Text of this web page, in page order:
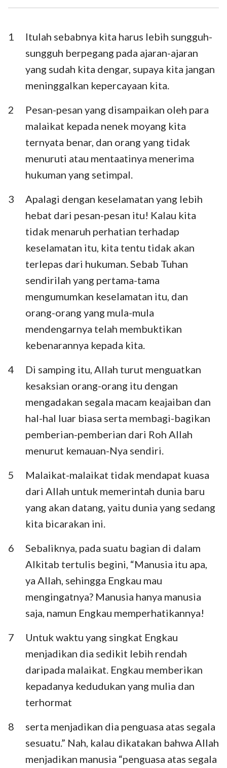
I Timotius II Timotius
Titus Filemon
Ibrani Yakobus
I Petrus II Petrus
III Yohanes Yudas
Wahyu
1
Itulah sebabnya kita harus lebih sungguh-
sungguh berpegang pada ajaran-ajaran
yang sudah kita dengar, supaya kita jangan
meninggalkan kepercayaan kita.
2
Pesan-pesan yang disampaikan oleh para
malaikat kepada nenek moyang kita
ternyata benar, dan orang yang tidak
menuruti atau mentaatinya menerima
hukuman yang setimpal.
3
Apalagi dengan keselamatan yang lebih
hebat dari pesan-pesan itu! Kalau kita
tidak menaruh perhatian terhadap
keselamatan itu, kita tentu tidak akan
terlepas dari hukuman. Sebab Tuhan
sendirilah yang pertama-tama
mengumumkan keselamatan itu, dan
orang-orang yang mula-mula
mendengarnya telah membuktikan
kebenarannya kepada kita.
4
Di samping itu, Allah turut menguatkan
kesaksian orang-orang itu dengan
mengadakan segala macam keajaiban dan
hal-hal luar biasa serta membagi-bagikan
pemberian-pemberian dari Roh Allah
menurut kemauan-Nya sendiri.
5
Malaikat-malaikat tidak mendapat kuasa
dari Allah untuk memerintah dunia baru
yang akan datang, yaitu dunia yang sedang
kita bicarakan ini.
6
Sebaliknya, pada suatu bagian di dalam
Alkitab tertulis begini, “Manusia itu apa,
ya Allah, sehingga Engkau mau
mengingatnya? Manusia hanya manusia
saja, namun Engkau memperhatikannya!
7
Untuk waktu yang singkat Engkau
menjadikan dia sedikit lebih rendah
daripada malaikat. Engkau memberikan
kepadanya kedudukan yang mulia dan
terhormat
8
serta menjadikan dia penguasa atas segala
sesuatu.” Nah, kalau dikatakan bahwa Allah
menjadikan manusia “penguasa atas segala